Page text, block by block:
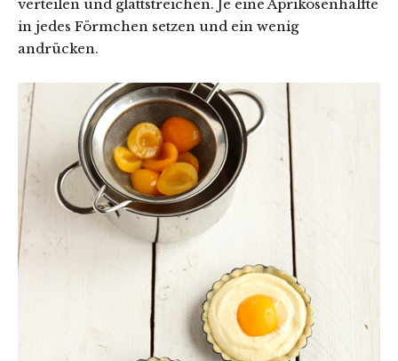
verteilen und glattstreichen. Je eine Aprikosenhälfte
in jedes Förmchen setzen und ein wenig
andrücken.